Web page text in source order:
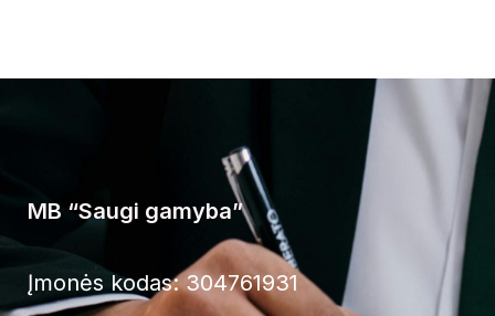
MB “Saugi gamyba”
Įmonės kodas: 304761931